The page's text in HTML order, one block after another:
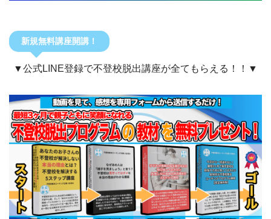
新規無料講座開講！
▼公式LINE登録で不登校脱出講座が全てもらえる！！▼